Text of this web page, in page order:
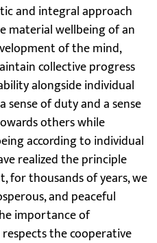
and integral approach
material wellbeing of an
of the mind,
collective progress
alongside individual
of duty and a sense
others while
according to individual
realized the principle
for thousands of years, we
and peaceful
importance of
the cooperative